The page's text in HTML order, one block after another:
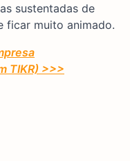
sustentadas de
ficar muito animado.
TIKR) >>>